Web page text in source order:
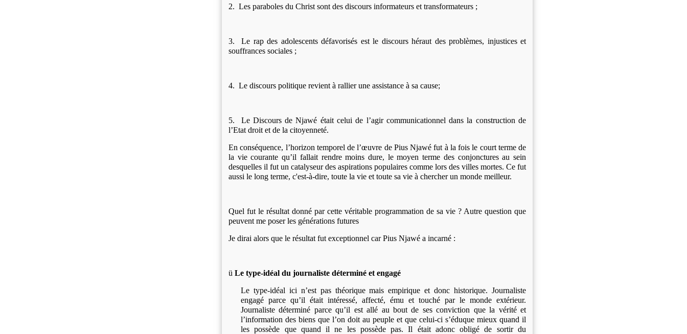
2. Les paraboles du Christ sont des discours informateurs et transformateurs ;
3.
Le rap des adolescents défavorisés est le discours héraut des problèmes, injustices et
souffrances sociales ;
4. Le discours politique revient à rallier une assistance à sa cause;
5.
Le Discours de Njawé était celui de l’agir communicationnel dans la construction de
l’Etat droit et de la citoyenneté.
En conséquence, l’horizon temporel de l’œuvre de Pius Njawé fut à la fois le court terme de
la vie courante qu’il fallait rendre moins dure, le moyen terme des conjonctures au sein
desquelles il fut un catalyseur des aspirations populaires comme lors des villes mortes. Ce fut
aussi le long terme, c'est-à-dire, toute la vie et toute sa vie à chercher un monde meilleur.
Quel fut le résultat donné par cette véritable programmation de sa vie ? Autre question que
peuvent me poser les générations futures
Je dirai alors que le résultat fut exceptionnel car Pius Njawé a incarné :
ü Le type-idéal du journaliste déterminé et engagé
Le type-idéal ici n’est pas théorique mais empirique et donc historique. Journaliste
engagé parce qu’il était intéressé, affecté, ému et touché par le monde extérieur.
Journaliste déterminé parce qu’il est allé au bout de ses conviction que la vérité et
l’information des biens que l’on doit au peuple et que celui-ci s’éduque mieux quand il
les possède que quand il ne les possède pas. Il était adonc obligé de sortir du